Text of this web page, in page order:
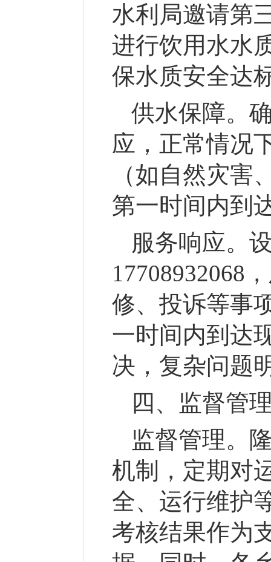
水利局邀请第
进行饮用水水
保水质安全达
供水保障。
应，正常情况
（如自然灾害
第一时间内到
服务响应。
17708932068
修、投诉等事
一时间内到达
决，复杂问题
四、监督管
监督管理。
机制，定期对
全、运行维护
考核结果作为